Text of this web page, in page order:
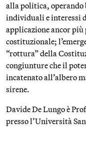
alla politica,
individuali e interessi
applicazione ancor più
costituzionale;
“rottura” della
congiunture che il
incatenato all’albero
sirene.
Davide De Lungo è
presso l’Università